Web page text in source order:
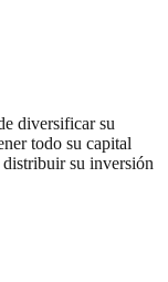
diversificar su
todo su capital
su inversión